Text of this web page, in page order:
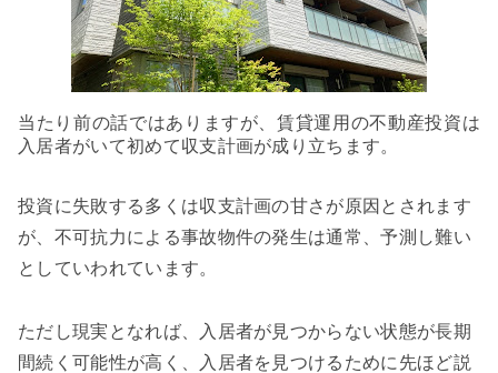
当たり前の話ではありますが、賃貸運用の不動産投資は
入居者がいて初めて収支計画が成り立ちます。
投資に失敗する多くは収支計画の甘さが原因とされます
が、不可抗力による事故物件の発生は通常、予測し難い
としていわれています。
ただし現実となれば、
入居者が見つからない状態が長期
間続く可能性が高く、入居者を見つけるために先ほど説